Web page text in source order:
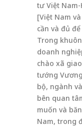
tư Việt Nam-
[Việt Nam
cần và đủ
Trong
doanh
chào xã
tướng
bộ, ngành
bên quan
muốn và
Nam, trong